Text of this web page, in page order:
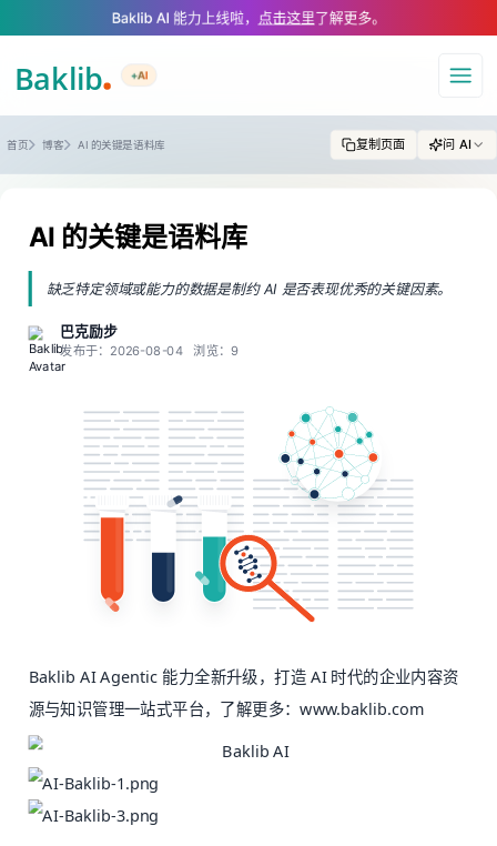
A Markdown version of this page is available at https://
Baklib AI 能力上线啦， 点击这里了解更多。
+AI
导航
首页 博客 AI 的关键是语料库 复制页面 问 AI
AI 的关键是语料库
缺乏特定领域或能力的数据是制约 AI 是否表现优秀的关键因素。
巴克励步
发布于：2026-08-04浏览：9
Baklib AI Agentic 能力全新升级，打造 AI 时代的企业内容资
源与知识管理一站式平台，了解更多：www.baklib.com